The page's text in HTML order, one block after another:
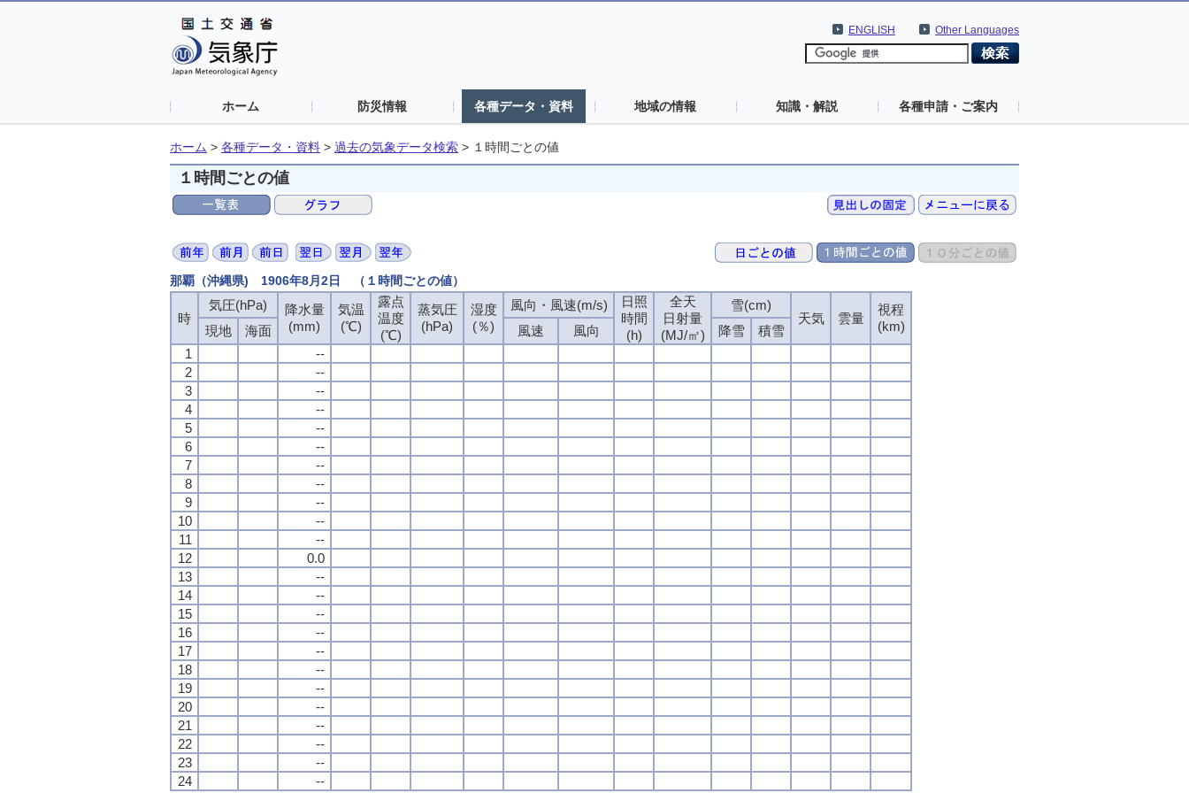
Other Languages
ENGLISH
ホーム 防災情報 各種データ・資料 地域の情報 知識・解説 各種申請・ご案内
ホーム > 各種データ・資料 > 過去の気象データ検索 > １時間ごとの値
１時間ごとの値
那覇（沖縄県) 1906年8月2日 （１時間ごとの値）
時
気圧(hPa)
降水量
(mm)
気温
(℃)
露点
温度
(℃)
蒸気圧
(hPa)
湿度
(％)
風向・風速(m/s)
日照
時間
(h)
全天
日射量
(MJ/㎡)
雪(cm)
天気
雲量
視程
(km)
現地 海面 風速 風向 降雪
積雪
1
--
2
--
3
--
4
--
5
--
6
--
7
--
8
--
9
--
10
--
11
--
12
0.0
13
--
14
--
15
--
16
--
17
--
18
--
19
--
20
--
21
--
22
--
23
--
24
--